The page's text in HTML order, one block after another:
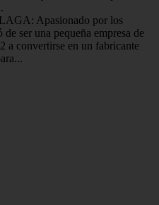
Apasionado por los
ser una pequeña empresa de
a convertirse en un fabricante